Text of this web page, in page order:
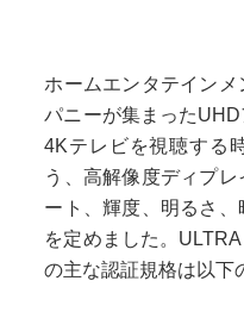
ホームエンタテイン
パニーが集まった
4Kテレビを視聴する
う、高解像度ディプ
ート、輝度、明るさ
を定めました。
の主な認証規格は以下